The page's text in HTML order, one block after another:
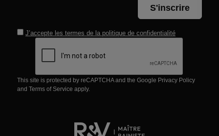
S'inscrire
J’accepte les termes de la politique de confidentialité
This site is protected by reCAPTCHA and the Google Privacy Policy
and Terms of Service apply.